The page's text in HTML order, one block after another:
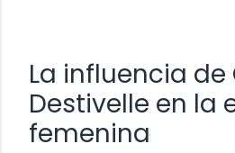
La influencia
Destivelle en la
femenina